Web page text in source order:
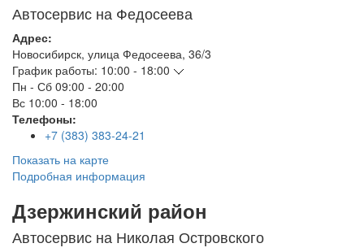
Автосервис на Федосеева
Адрес:
Новосибирск, улица Федосеева, 36/3
График работы: 10:00 - 18:00
Пн - Сб 09:00 - 20:00
Вс 10:00 - 18:00
Телефоны:
+7 (383) 383-24-21
Показать на карте
Подробная информация
Дзержинский район
Автосервис на Николая Островского